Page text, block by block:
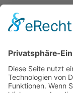
Für
Angebote
zurück